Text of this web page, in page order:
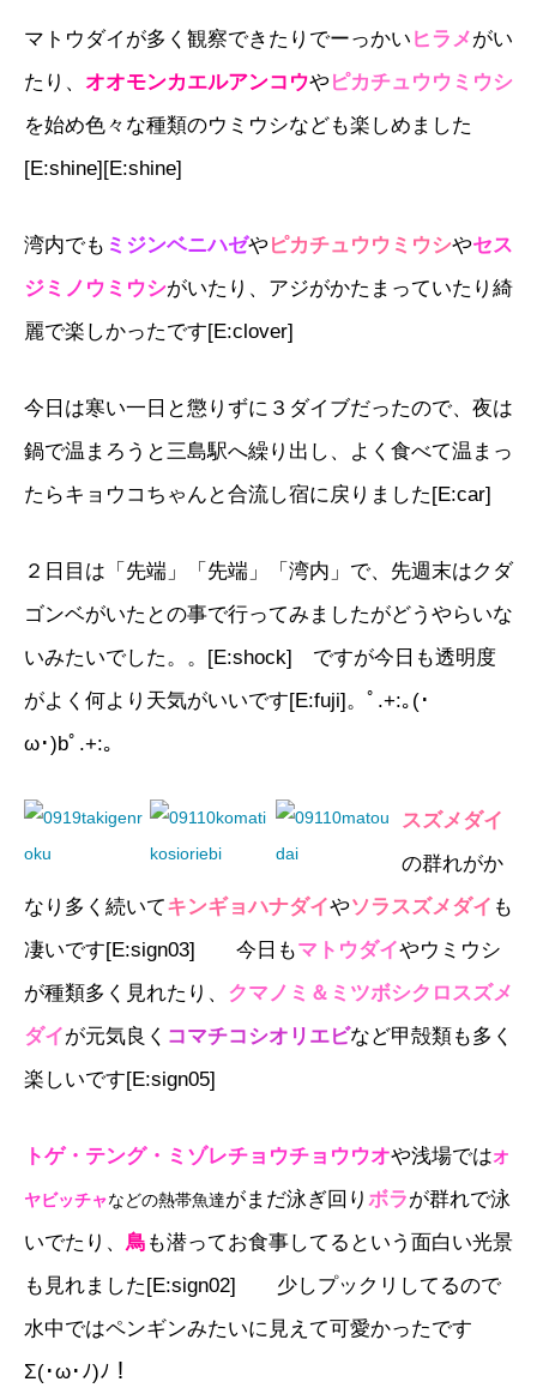
マトウダイが多く観察できたりでーっかい ヒラメがい
たり、 オオモンカエルアンコウやピカチュウウミウシ
を始め色々な種類のウミウシなども楽しめました
[E:shine][E:shine]
湾内でも ミジンベニハゼやピカチュウウミウシやセス
ジミノウミウシがいたり、アジがかたまっていたり綺
麗で楽しかったです[E:clover]
今日は寒い一日と懲りずに３ダイブだったので、夜は
鍋で温まろうと三島駅へ繰り出し、よく食べて温まっ
たらキョウコちゃんと合流し宿に戻りました[E:car]
２日目は「先端」「先端」「湾内」で、先週末はクダ
ゴンベがいたとの事で行ってみましたがどうやらいな
いみたいでした。。[E:shock] ですが今日も透明度
がよく何より天気がいいです[E:fuji]。ﾟ.+:｡(･
ω･)bﾟ.+:｡
スズメダイ
の群れがか
なり多く続いてキンギョハナダイやソラスズメダイ も
凄いです[E:sign03] 今日もマトウダイやウミウシ
が種類多く見れたり、 クマノミ＆ミツボシクロスズメ
ダイが元気良く コマチコシオリエビなど甲殻類も多く
楽しいです[E:sign05]
トゲ・テング・ミゾレチョウチョウウオや浅場ではオ
ヤビッチャなどの熱帯魚達がまだ泳ぎ回り ボラが群れで泳
いでたり、 鳥 も潜ってお食事してるという面白い光景
も見れました[E:sign02] 少しプックリしてるので
水中ではペンギンみたいに見えて可愛かったです
Σ(･ω･ﾉ)ﾉ！